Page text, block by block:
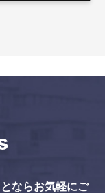
ならお気軽にご